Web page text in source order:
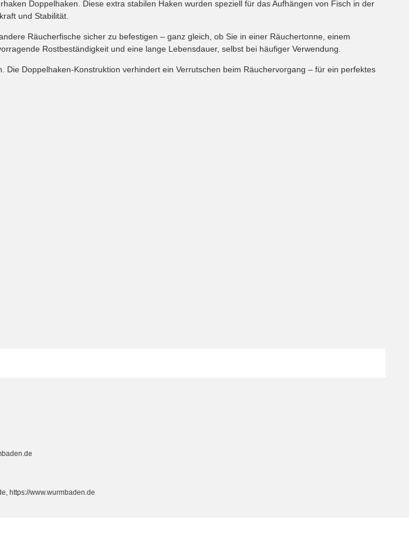
Doppelhaken. Diese extra stabilen Haken wurden speziell für das Aufhängen von Fisch in der
und Stabilität.
Räucherfische sicher zu befestigen – ganz gleich, ob Sie in einer Räuchertonne, einem
Rostbeständigkeit und eine lange Lebensdauer, selbst bei häufiger Verwendung.
Doppelhaken-Konstruktion verhindert ein Verrutschen beim Räuchervorgang – für ein perfektes
https://www.wurmbaden.de